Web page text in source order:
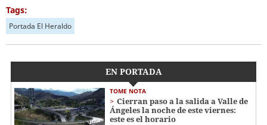
Tags:
Portada El Heraldo
EN PORTADA
TOME NOTA
Cierran paso a la salida a Valle de
Ángeles la noche de este viernes:
este es el horario